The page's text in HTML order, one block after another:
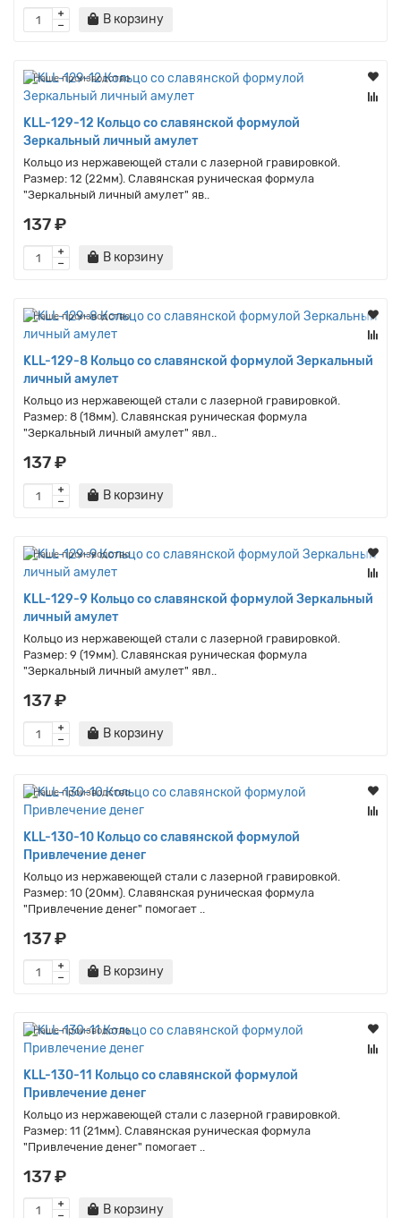
В корзину
Наше производство
KLL-129-12 Кольцо со славянской формулой
Зеркальный личный амулет
Кольцо из нержавеющей стали с лазерной гравировкой.
Размер: 12 (22мм). Славянская руническая формула
"Зеркальный личный амулет" яв..
137 ₽
В корзину
Наше производство
KLL-129-8 Кольцо со славянской формулой Зеркальный
личный амулет
Кольцо из нержавеющей стали с лазерной гравировкой.
Размер: 8 (18мм). Славянская руническая формула
"Зеркальный личный амулет" явл..
137 ₽
В корзину
Наше производство
KLL-129-9 Кольцо со славянской формулой Зеркальный
личный амулет
Кольцо из нержавеющей стали с лазерной гравировкой.
Размер: 9 (19мм). Славянская руническая формула
"Зеркальный личный амулет" явл..
137 ₽
В корзину
Наше производство
KLL-130-10 Кольцо со славянской формулой
Привлечение денег
Кольцо из нержавеющей стали с лазерной гравировкой.
Размер: 10 (20мм). Славянская руническая формула
"Привлечение денег" помогает ..
137 ₽
В корзину
Наше производство
KLL-130-11 Кольцо со славянской формулой
Привлечение денег
Кольцо из нержавеющей стали с лазерной гравировкой.
Размер: 11 (21мм). Славянская руническая формула
"Привлечение денег" помогает ..
137 ₽
В корзину